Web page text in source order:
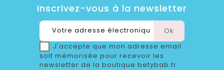
Inscrivez-vous à la newsletter
J'accepte que mon adresse email
soit mémorisée pour recevoir les
newsletter de la boutique betybab.fr